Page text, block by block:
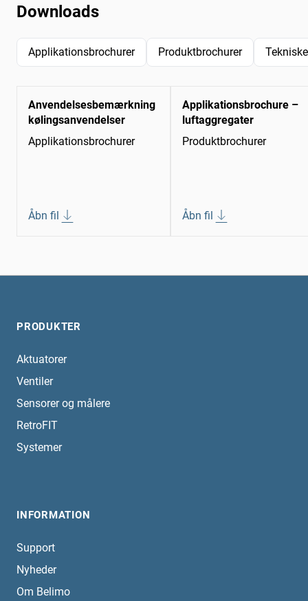
Downloads
Applikationsbrochurer Produktbrochurer
Anvendelsesbemærkning
kølingsanvendelser
Applikationsbrochurer
Åbn fil
Applikationsbrochure –
luftaggregater
Produktbrochurer
Åbn fil
PRODUKTER
Aktuatorer
Ventiler
Sensorer og målere
RetroFIT
Systemer
INFORMATION
Support
Nyheder
Om Belimo